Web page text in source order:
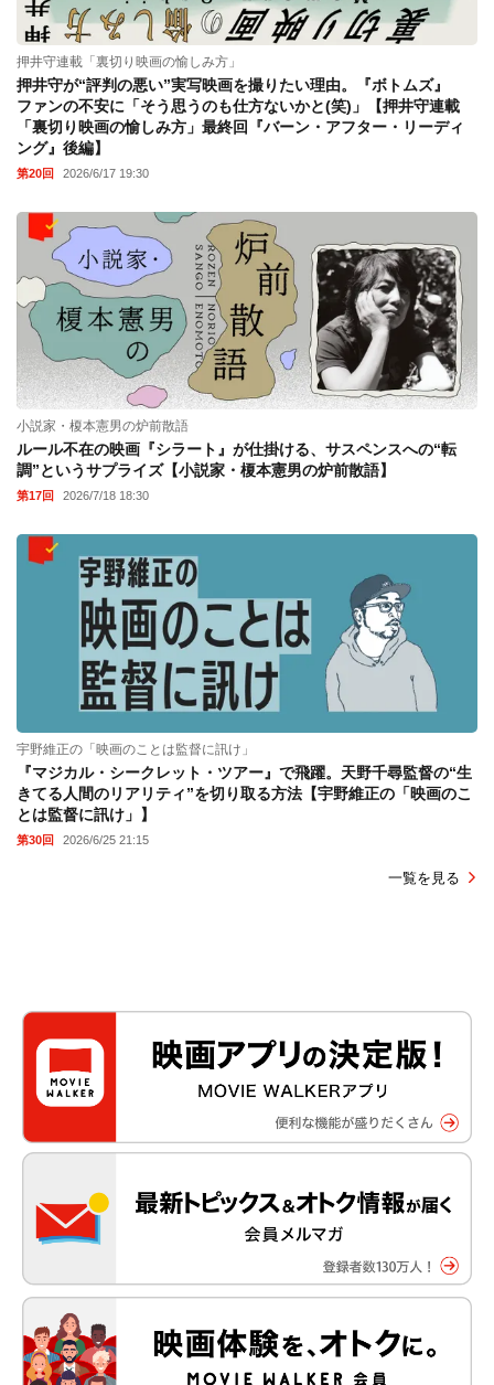
押井守連載「裏切り映画の愉しみ方」
押井守が“評判の悪い”実写映画を撮りたい理由。『ボトムズ』
ファンの不安に「そう思うのも仕方ないかと(笑)」【押井守連載
「裏切り映画の愉しみ方」最終回『バーン・アフター・リーディ
ング』後編】
第20回 2026/6/17 19:30
小説家・榎本憲男の炉前散語
ルール不在の映画『シラート』が仕掛ける、サスペンスへの“転
調”というサプライズ【小説家・榎本憲男の炉前散語】
第17回 2026/7/18 18:30
宇野維正の「映画のことは監督に訊け」
『マジカル・シークレット・ツアー』で飛躍。天野千尋監督の“生
きてる人間のリアリティ”を切り取る方法【宇野維正の「映画のこ
とは監督に訊け」】
第30回 2026/6/25 21:15
一覧を見る